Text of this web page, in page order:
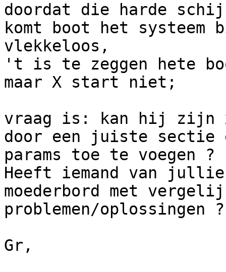
doordat die harde
komt boot het systeem
vlekkeloos,
't is te zeggen hete
maar X start niet;
vraag is: kan hij zijn
door een juiste sectie
params toe te voegen ?
Heeft iemand van
moederbord met
problemen/
Gr,